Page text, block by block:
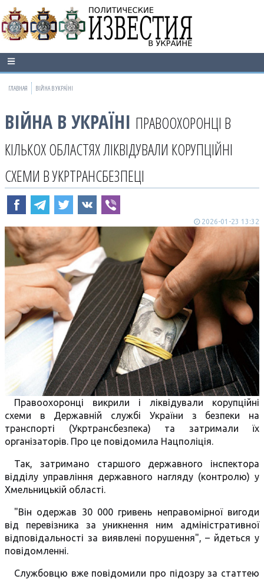
ГЛАВНАЯ ВІЙНА В УКРАЇНІ
ВІЙНА В УКРАЇНІ ПРАВООХОРОНЦІ В
КІЛЬКОХ ОБЛАСТЯХ ЛІКВІДУВАЛИ КОРУПЦІЙНІ
СХЕМИ В УКРТРАНСБЕЗПЕЦІ
2026-01-23 13:32
Правоохоронці викрили і ліквідували корупційні
схеми в Державній службі України з безпеки на
транспорті (Укртрансбезпека) та затримали їх
організаторів. Про це повідомила Нацполіція.
Так, затримано старшого державного інспектора
відділу управління державного нагляду (контролю) у
Хмельницькій області.
"Він одержав 30 000 гривень неправомірної вигоди
від перевізника за уникнення ним адміністративної
відповідальності за виявлені порушення", – йдеться у
повідомленні.
Службовцю вже повідомили про підозру за статтею